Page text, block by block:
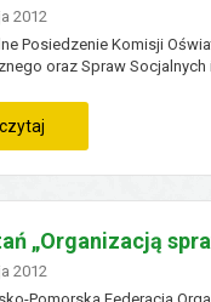
w
nowej
2012
Posiedzenie Komisji
oraz Spraw
czytaj
posiedzenie
„Organizacją
2012